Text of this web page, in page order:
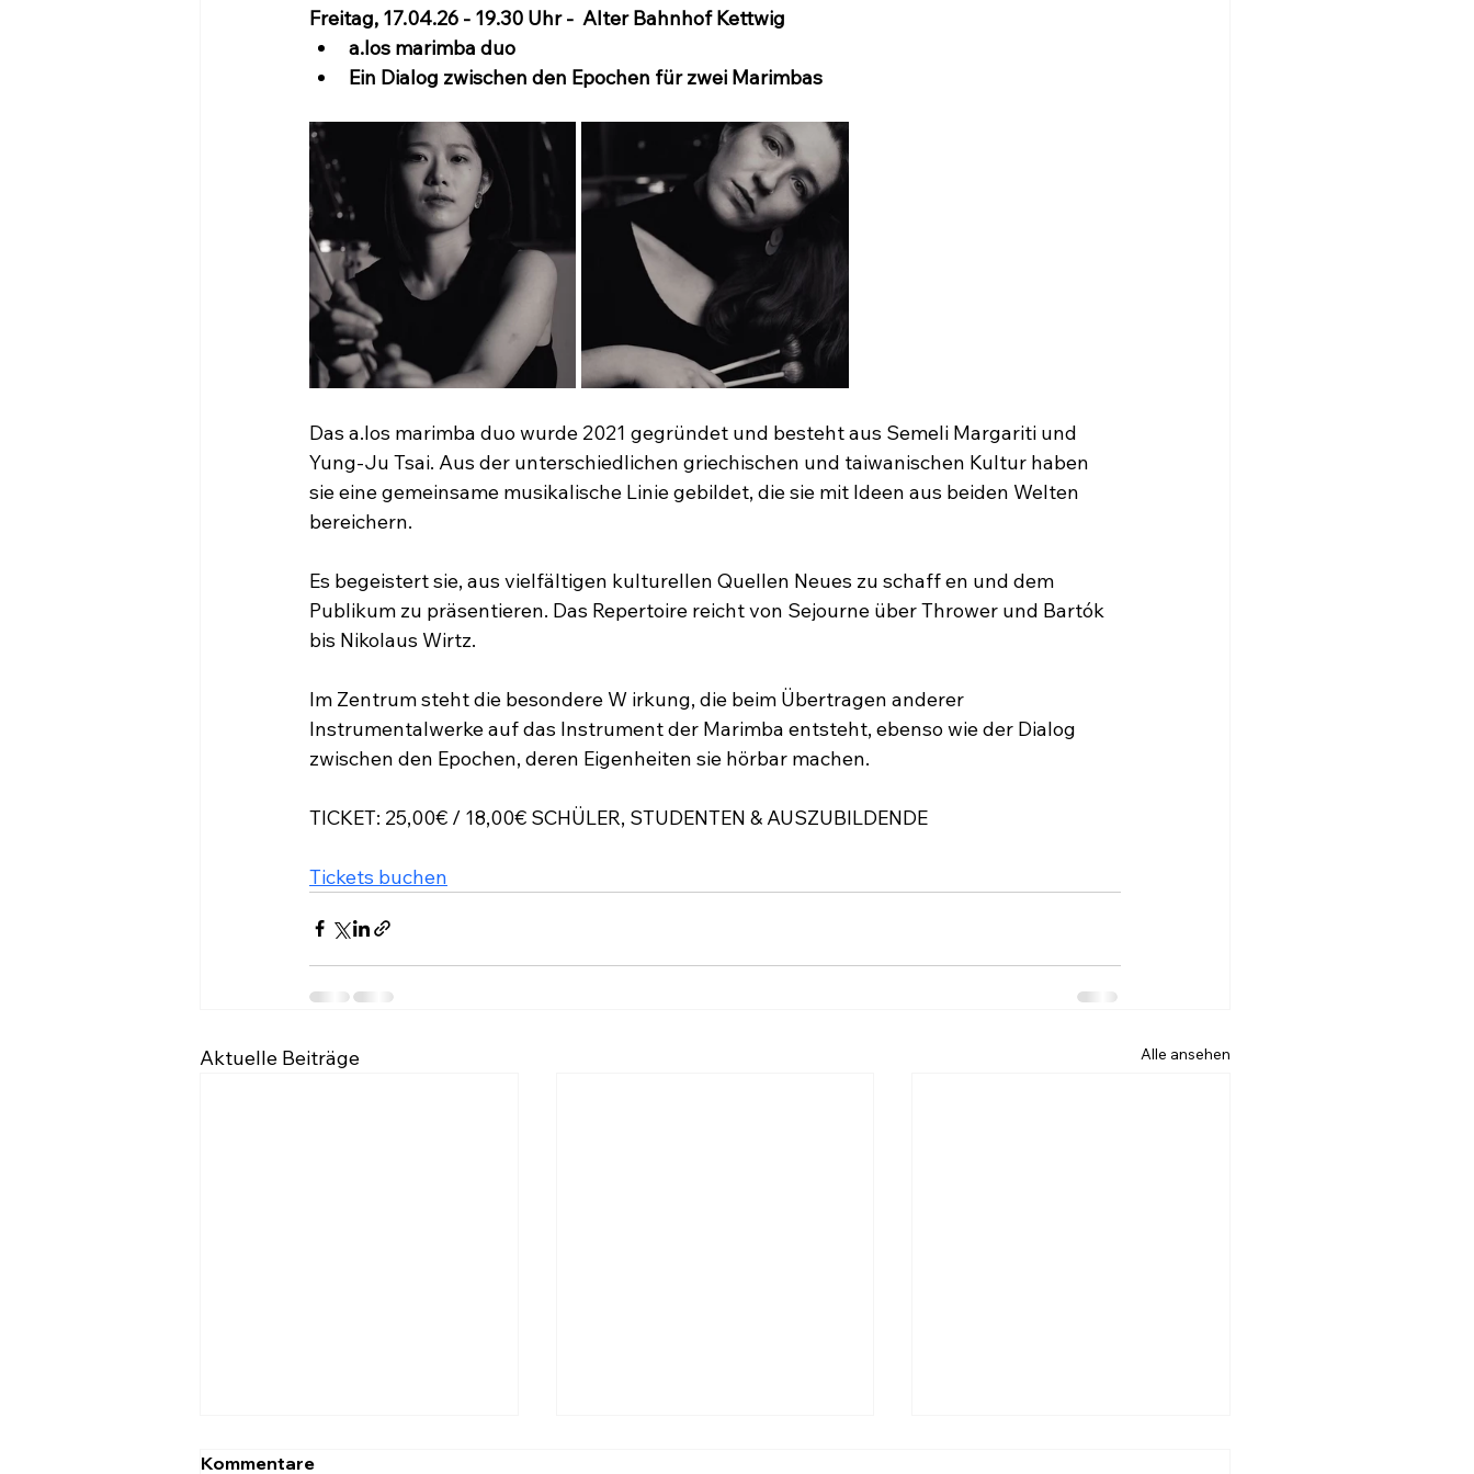
Freitag, 17.04.26 - 19.30 Uhr -  Alter Bahnhof Kettwig
a.los marimba duo
Ein Dialog zwischen den Epochen für zwei Marimbas
Das a.los marimba duo wurde 2021 gegründet und besteht aus Semeli Margariti und
Yung-Ju Tsai. Aus der unterschiedlichen griechischen und taiwanischen Kultur haben
sie eine gemeinsame musikalische Linie gebildet, die sie mit Ideen aus beiden Welten
bereichern.
Es begeistert sie, aus vielfältigen kulturellen Quellen Neues zu schaff en und dem
Publikum zu präsentieren. Das Repertoire reicht von Sejourne über Thrower und Bartók
bis Nikolaus Wirtz.
Im Zentrum steht die besondere W irkung, die beim Übertragen anderer
Instrumentalwerke auf das Instrument der Marimba entsteht, ebenso wie der Dialog
zwischen den Epochen, deren Eigenheiten sie hörbar machen.
TICKET: 25,00€ / 18,00€ SCHÜLER, STUDENTEN & AUSZUBILDENDE
Tickets buchen
Aktuelle Beiträge Alle ansehen
Kommentare